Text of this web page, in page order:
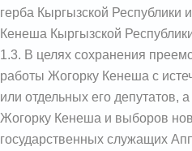
герба Кыргызской
Кенеша Кыргызской
1.3. В целях сохранения
работы Жогорку Кенеша с
или отдельных его депутатов,
Жогорку Кенеша и выборов
государственных служащих